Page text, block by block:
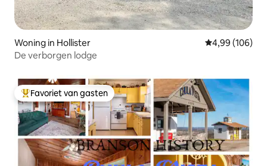
Woning in Hollister Gemiddelde
4,99 (106)
De verborgen lodge
Topfavoriet van gasten
Favoriet van gasten